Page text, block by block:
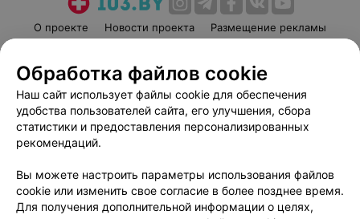
О проекте Новости проекта
Размещение рекламы
Пользовательское соглашение
Способы оплаты
Вакансии
Партнеры
Написать руководителю 103.by
Обработка персональных данных
Обработка файлов cookie
Наш сайт использует файлы cookie для обеспечения
удобства пользователей сайта, его улучшения, сбора
статистики и предоставления персонализированных
рекомендаций.
Вы можете настроить параметры использования файлов
cookie или изменить свое согласие в более позднее время.
Для получения дополнительной информации о целях,